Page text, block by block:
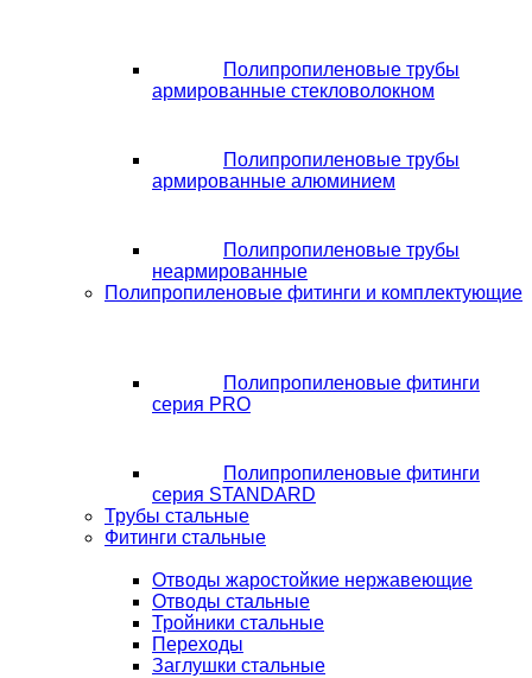
Полипропиленовые трубы
армированные стекловолокном
Полипропиленовые трубы
армированные алюминием
Полипропиленовые трубы
неармированные
Полипропиленовые фитинги и комплектующие
Полипропиленовые фитинги
серия PRO
Полипропиленовые фитинги
серия STANDARD
Трубы стальные
Фитинги стальные
Отводы жаростойкие нержавеющие
Отводы стальные
Тройники стальные
Переходы
Заглушки стальные